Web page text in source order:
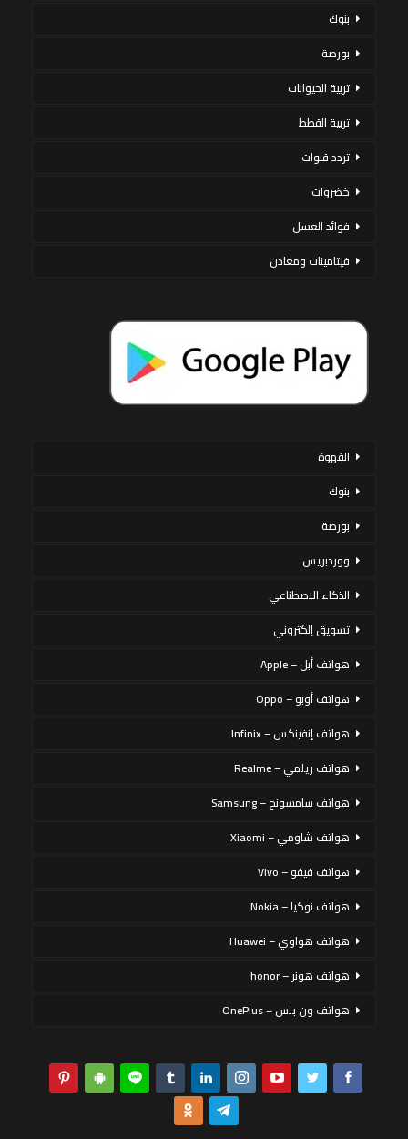
بنوك
بورصة
تربية الحيوانات
تربية القطط
تردد قنوات
خضروات
فوائد العسل
فيتامينات ومعادن
القهوة
بنوك
بورصة
ووردبريس
الذكاء الاصطناعي
تسويق إلكتروني
هواتف أبل – Apple
هواتف أوبو – Oppo
هواتف إنفينكس – Infinix
هواتف ريلمي – Realme
هواتف سامسونج – Samsung
هواتف شاومي – Xiaomi
هواتف فيفو – Vivo
هواتف نوكيا – Nokia
هواتف هواوي – Huawei
هواتف هونر – honor
هواتف ون بلس – OnePlus